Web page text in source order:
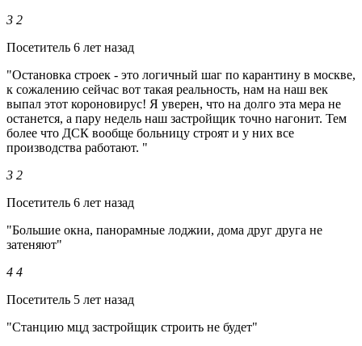
3 2
Посетитель 6 лет назад
"Остановка строек - это логичный шаг по карантину в москве,
к сожалению сейчас вот такая реальность, нам на наш век
выпал этот короновирус! Я уверен, что на долго эта мера не
останется, а пару недель наш застройщик точно нагонит. Тем
более что ДСК вообще больницу строят и у них все
производства работают. "
3 2
Посетитель 6 лет назад
"Большие окна, панорамные лоджии, дома друг друга не
затеняют"
4 4
Посетитель 5 лет назад
"Станцию мцд застройщик строить не будет"